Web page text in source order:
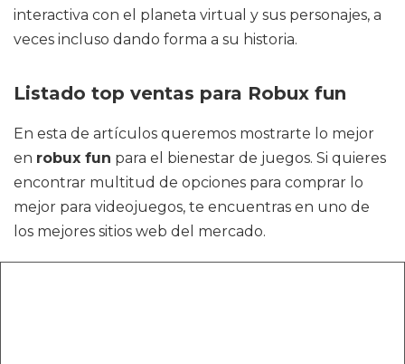
interactiva con el planeta virtual y sus personajes, a
veces incluso dando forma a su historia.
Listado top ventas para Robux fun
En esta de artículos queremos mostrarte lo mejor
en robux fun para el bienestar de juegos. Si quieres
encontrar multitud de opciones para comprar lo
mejor para videojuegos, te encuentras en uno de
los mejores sitios web del mercado.